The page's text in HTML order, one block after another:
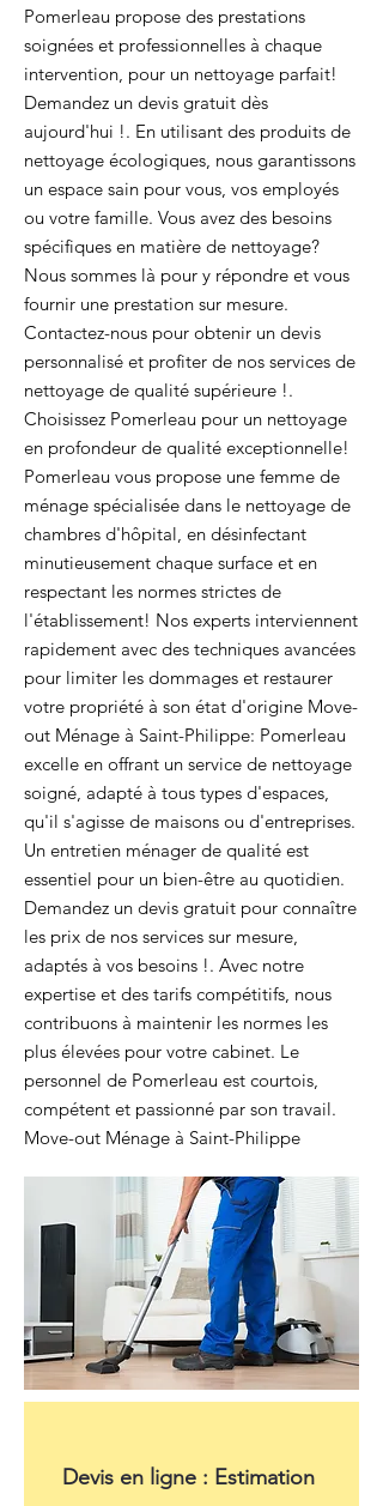
Pomerleau propose des prestations
soignées et professionnelles à chaque
intervention, pour un nettoyage parfait!
Demandez un devis gratuit dès
aujourd'hui !. En utilisant des produits de
nettoyage écologiques, nous garantissons
un espace sain pour vous, vos employés
ou votre famille. Vous avez des besoins
spécifiques en matière de nettoyage?
Nous sommes là pour y répondre et vous
fournir une prestation sur mesure.
Contactez-nous pour obtenir un devis
personnalisé et profiter de nos services de
nettoyage de qualité supérieure !.
Choisissez Pomerleau pour un nettoyage
en profondeur de qualité exceptionnelle!
Pomerleau vous propose une femme de
ménage spécialisée dans le nettoyage de
chambres d'hôpital, en désinfectant
minutieusement chaque surface et en
respectant les normes strictes de
l'établissement! Nos experts interviennent
rapidement avec des techniques avancées
pour limiter les dommages et restaurer
votre propriété à son état d'origine Move-
out Ménage à Saint-Philippe: Pomerleau
excelle en offrant un service de nettoyage
soigné, adapté à tous types d'espaces,
qu'il s'agisse de maisons ou d'entreprises.
Un entretien ménager de qualité est
essentiel pour un bien-être au quotidien.
Demandez un devis gratuit pour connaître
les prix de nos services sur mesure,
adaptés à vos besoins !. Avec notre
expertise et des tarifs compétitifs, nous
contribuons à maintenir les normes les
plus élevées pour votre cabinet. Le
personnel de Pomerleau est courtois,
compétent et passionné par son travail.
Move-out Ménage à Saint-Philippe
Devis en ligne : Estimation